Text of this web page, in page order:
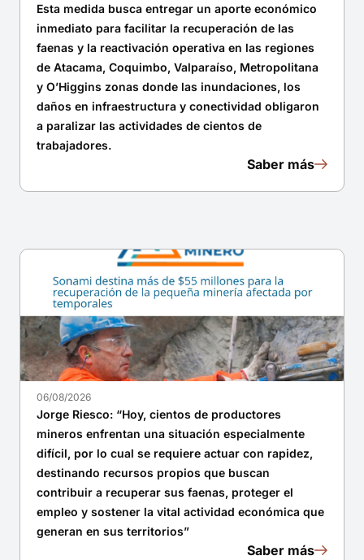
Esta medida busca entregar un aporte económico
inmediato para facilitar la recuperación de las
faenas y la reactivación operativa en las regiones
de Atacama, Coquimbo, Valparaíso, Metropolitana
y O’Higgins zonas donde las inundaciones, los
daños en infraestructura y conectividad obligaron
a paralizar las actividades de cientos de
trabajadores.
Saber más
06/08/2026
Jorge Riesco: “Hoy, cientos de productores
mineros enfrentan una situación especialmente
difícil, por lo cual se requiere actuar con rapidez,
destinando recursos propios que buscan
contribuir a recuperar sus faenas, proteger el
empleo y sostener la vital actividad económica que
generan en sus territorios”
Saber más